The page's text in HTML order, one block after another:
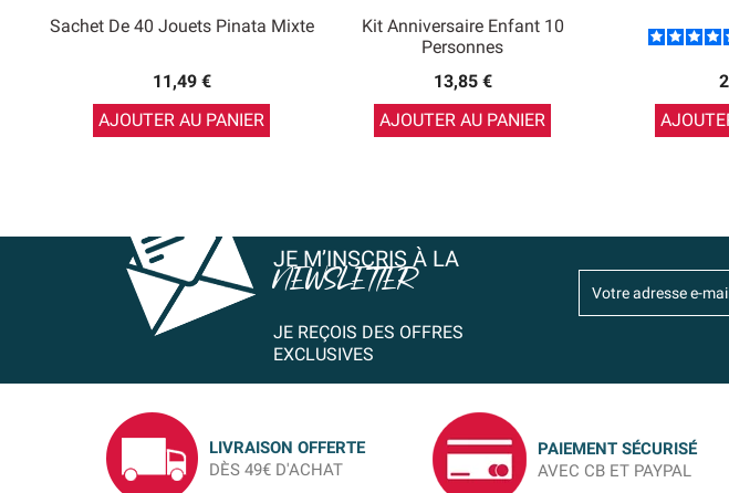
Sachet De 40 Jouets Pinata Mixte
11,49 €
AJOUTER AU PANIER
Kit Anniversaire Enfant 10
Personnes
13,85 €
AJOUTER AU PANIER
JE M’INSCRIS À LA
NEWSLETTER
JE REÇOIS DES OFFRES
EXCLUSIVES
LIVRAISON OFFERTE
DÈS 49€ D'ACHAT
PAIEMENT SÉCURISÉ
AVEC CB ET PAYPAL